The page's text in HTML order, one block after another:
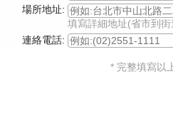
場所地址:
填寫詳細地址(省市到
連絡電話:
* 完整填寫以